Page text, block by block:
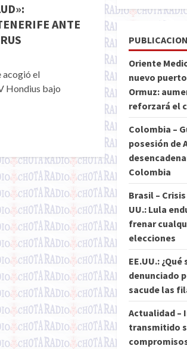
ANTE
acogió el
Hondius bajo
Oriente
nuevo
Ormuz:
reforzará el
Colombia –
posesión de
Colombia
Brasil –
UU.: Lula
frenar
elecciones
EE.UU.:
denunciado
sacude las
Actualidad –
transmitido